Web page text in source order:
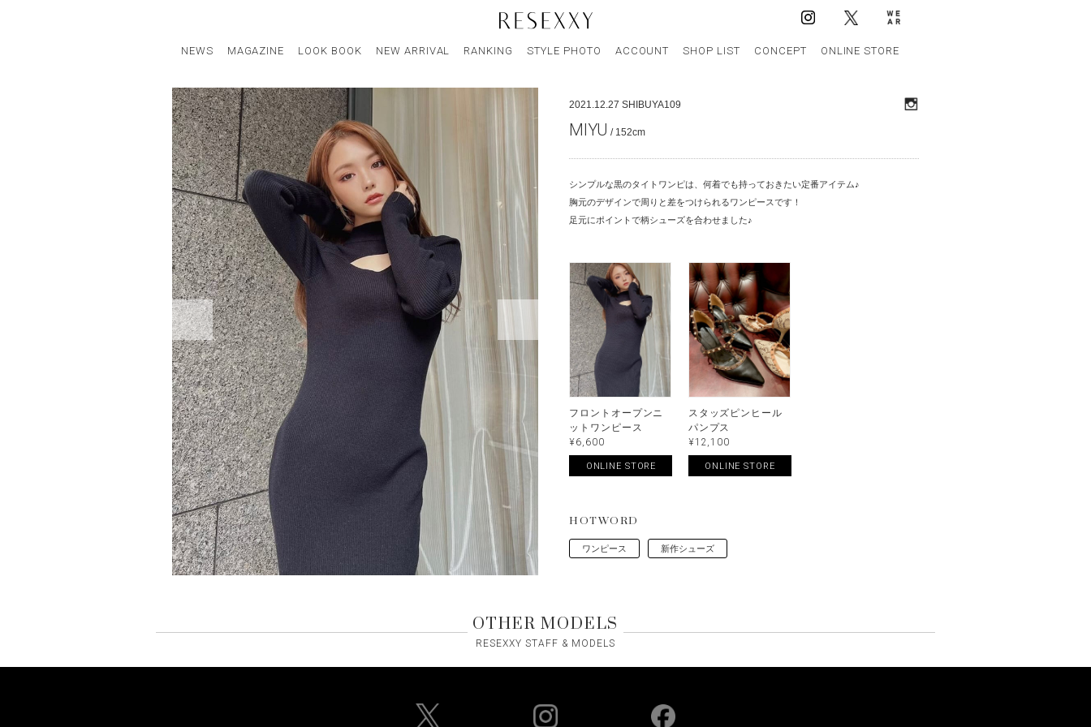
NEWS MAGAZINE LOOK BOOK NEW ARRIVAL RANKING STYLE PHOTO ACCOUNT SHOP LIST CONCEPT ONLINE STORE
STAFF STYLE
2021.12.27 SHIBUYA109
MIYU / 152cm
シンプルな黒のタイトワンピは、何着でも持っておきたい定番アイテム♪
胸元のデザインで周りと差をつけられるワンピースです！
足元にポイントで柄シューズを合わせました♪
フロントオープンニ
ットワンピース
¥6,600
ONLINE STORE
スタッズピンヒール
パンプス
¥12,100
ONLINE STORE
HOTWORD
ワンピース 新作シューズ
OTHER MODELS
RESEXXY STAFF & MODELS